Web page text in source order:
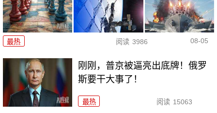
最热 阅读 3986 08-05
刚刚，普京被逼亮出底牌！俄罗
斯要干大事了！
最热 阅读 15063